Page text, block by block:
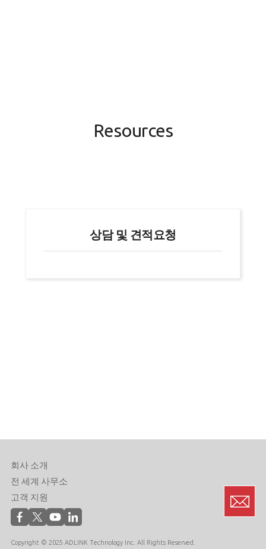
Resources
상담 및 견적요청
회사 소개
전 세계 사무소
고객 지원
Copyright © 2025 ADLINK Technology Inc. All Rights Reserved.